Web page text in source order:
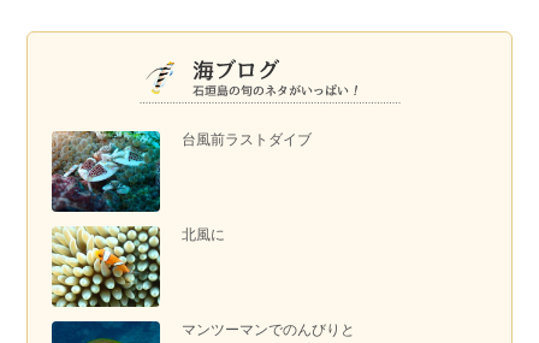
台風前ラストダイブ
北風に
マンツーマンでのんびりと